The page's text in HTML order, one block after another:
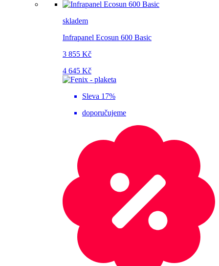
skladem
Infrapanel Ecosun 600 Basic
3 855 Kč
4 645 Kč
Sleva 17%
doporučujeme